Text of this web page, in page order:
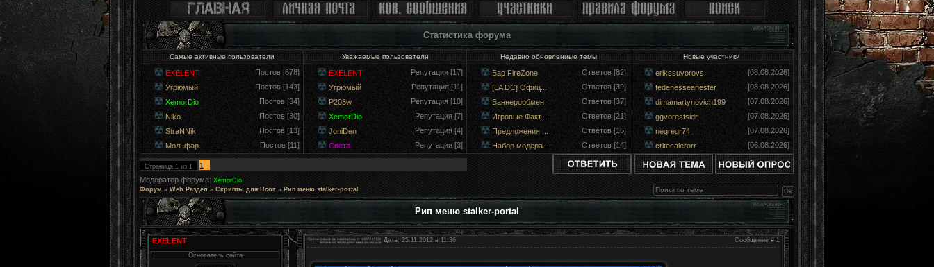
Статистика форума
Самые активные пользователи Уважаемые пользователи Недавно обновленные темы Новые участники
EXELENT
Постов [678]
Угрюмый
Постов [143]
XemorDio
Постов [34]
Niko
Постов [30]
StraNNik
Постов [13]
Мольфар
Постов [11]
EXELENT
Репутация [17]
Угрюмый
Репутация [11]
P203w
Репутация [10]
XemorDio
Репутация [7]
JoniDen
Репутация [4]
Света
Репутация [3]
Бар FireZone
Ответов [82]
[LA DC] Офиц...
Ответов [39]
Баннерообмен
Ответов [37]
Игровые Факт...
Ответов [21]
Предложения ...
Ответов [16]
Набор модера...
Ответов [14]
erikssuvorovs
[08.08.2026]
fedenesseanester
[08.08.2026]
dimamartynovich199
[07.08.2026]
ggvorestsidr
[07.08.2026]
negregr74
[07.08.2026]
critecalerorr
[06.08.2026]
Страница 1 из 1
1
Модератор форума:XemorDio
Форум » Web Раздел » Скрипты для Ucoz » Рип меню stalker-portal
Рип меню stalker-portal
EXELENT
Основатель сайта
Сообщение # 1
Дата: 25.11.2012 в 11:36